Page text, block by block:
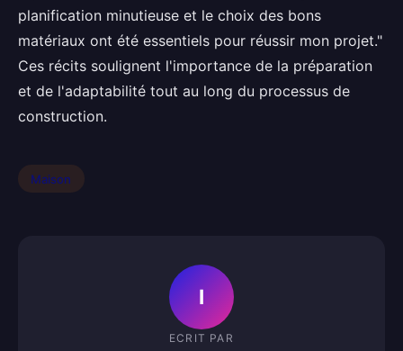
planification minutieuse et le choix des bons
matériaux ont été essentiels pour réussir mon projet."
Ces récits soulignent l'importance de la préparation
et de l'adaptabilité tout au long du processus de
construction.
Maison
I
ECRIT PAR